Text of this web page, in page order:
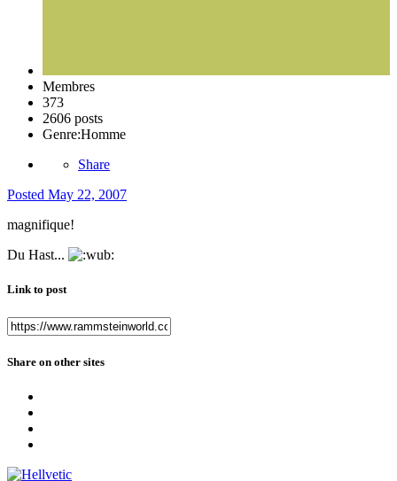
Membres
373
2606 posts
Genre:Homme
Share
Posted May 22, 2007
magnifique!
Du Hast...
Link to post
Share on other sites